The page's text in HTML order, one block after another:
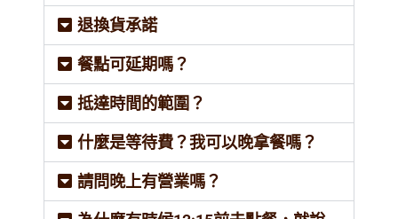
退換貨承諾
餐點可延期嗎？
抵達時間的範圍？
什麼是等待費？我可以晚拿餐嗎？
請問晚上有營業嗎？